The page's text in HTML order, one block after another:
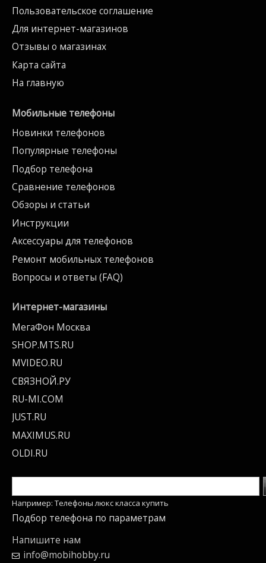
Пользовательское соглашение
Для интернет-магазинов
Отзывы о магазинах
Карта сайта
На главную
Мобильные телефоны
Новинки телефонов
Популярные телефоны
Подбор телефона
Сравнение телефонов
Обзоры и статьи
Инструкции
Аксессуары для телефонов
Ремонт мобильных телефонов
Вопросы и ответы (FAQ)
Интернет-магазины
МегаФон Москва
SHOP.MTS.RU
MVIDEO.RU
СВЯЗНОЙ.РУ
RU-MI.COM
JUST.RU
MAXIMUS.RU
OLDI.RU
Например: Телефоны люкс класса купить
Подбор телефона по параметрам
Напишите нам
info@mobihobby.ru